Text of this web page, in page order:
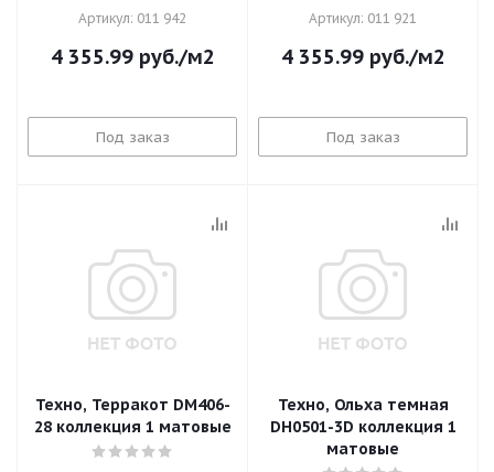
Артикул: 011 942
4 355.99руб./м2
Под заказ
Артикул: 011 921
4 355.99руб./м2
Под заказ
Техно, Терракот DM406-
28 коллекция 1 матовые
Техно, Ольха темная
DH0501-3D коллекция 1
матовые